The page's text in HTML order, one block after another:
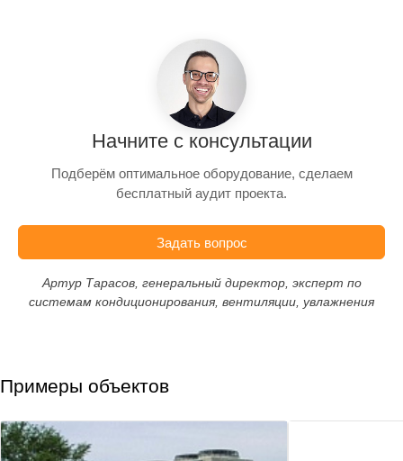
Начните с консультации
Подберём оптимальное оборудование, сделаем
бесплатный аудит проекта.
Задать вопрос
Артур Тарасов, генеральный директор, эксперт по
системам кондиционирования, вентиляции, увлажнения
Примеры объектов